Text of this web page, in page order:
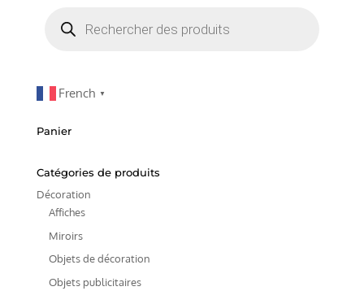
produits
French ▼
Panier
Catégories de produits
Décoration
Affiches
Miroirs
Objets de décoration
Objets publicitaires